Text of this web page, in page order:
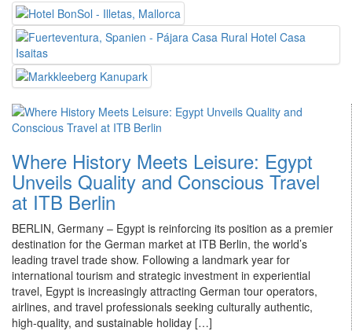
Where History Meets Leisure: Egypt
Unveils Quality and Conscious Travel
at ITB Berlin
BERLIN, Germany – Egypt is reinforcing its position as a premier
destination for the German market at ITB Berlin, the world’s
leading travel trade show. Following a landmark year for
international tourism and strategic investment in experiential
travel, Egypt is increasingly attracting German tour operators,
airlines, and travel professionals seeking culturally authentic,
high-quality, and sustainable holiday […]